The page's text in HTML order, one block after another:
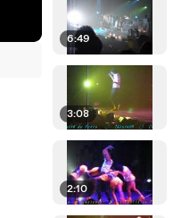
6:49
3:08
2:10